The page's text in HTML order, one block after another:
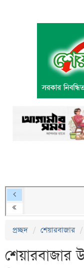
প্রচ্ছদ শেয়ারবাজার
শেয়ারবাজার